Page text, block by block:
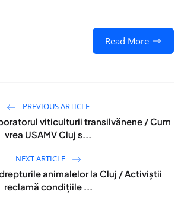
Read More
PREVIOUS ARTICLE
viticulturii transilvănene / Cum
vrea USAMV Cluj s...
NEXT ARTICLE
animalelor la Cluj / Activiștii
reclamă condițiile ...